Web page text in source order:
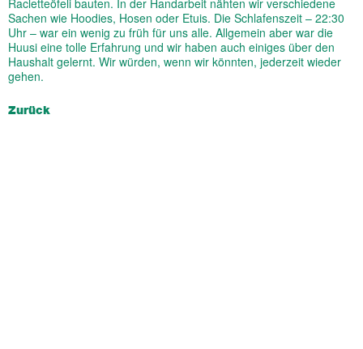
Racletteöfeli bauten. In der Handarbeit nähten wir verschiedene
Sachen wie Hoodies, Hosen oder Etuis. Die Schlafenszeit – 22:30
Uhr – war ein wenig zu früh für uns alle. Allgemein aber war die
Huusi eine tolle Erfahrung und wir haben auch einiges über den
Haushalt gelernt. Wir würden, wenn wir könnten, jederzeit wieder
gehen.
Zurück